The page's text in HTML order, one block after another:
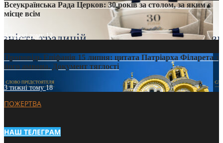
Всеукраїнська Рада Церков: 30 років за столом, за яким є
місце всім
3 тижні тому12
Проповідь Епіфанія 15 липня: цитата Патріарха Філарета з
його амвона. Документ тяглості
3 тижні тому18
ПОЖЕРТВА
НАШ ТЕЛЕГРАМ